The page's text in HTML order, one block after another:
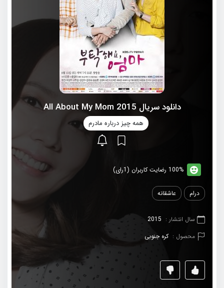
دانلود سریال 2015 All About My Mom
همه چیز درباره مادرم
100% رضایت کاربران (1رای)
درام عاشقانه
سال انتشار : 2015
محصول : کره جنوبی